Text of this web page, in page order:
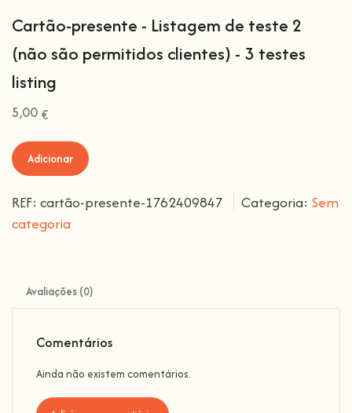
Cartão-presente - Listagem de teste 2
(não são permitidos clientes) - 3 testes
listing
5,00 €
Adicionar
REF: cartão-presente-1762409847 Categoria: Sem
categoria
Avaliações (0)
Comentários
Ainda não existem comentários.